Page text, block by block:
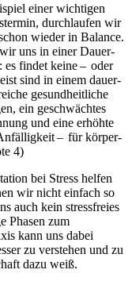
einer wichtigen
durch­lau­fen wir
wieder in Balance.
uns in einer Dau­er­
es findet keine – oder
sind in einem dau­er­
gesund­heit­li­che
ein geschwäch­tes
und eine erhöhte
– für kör­per­
4)
bei Stress helfen
wir nicht einfach so
auch kein stressfreies
Phasen zum
kann uns dabei
zu verstehen und zu
dazu weiß.